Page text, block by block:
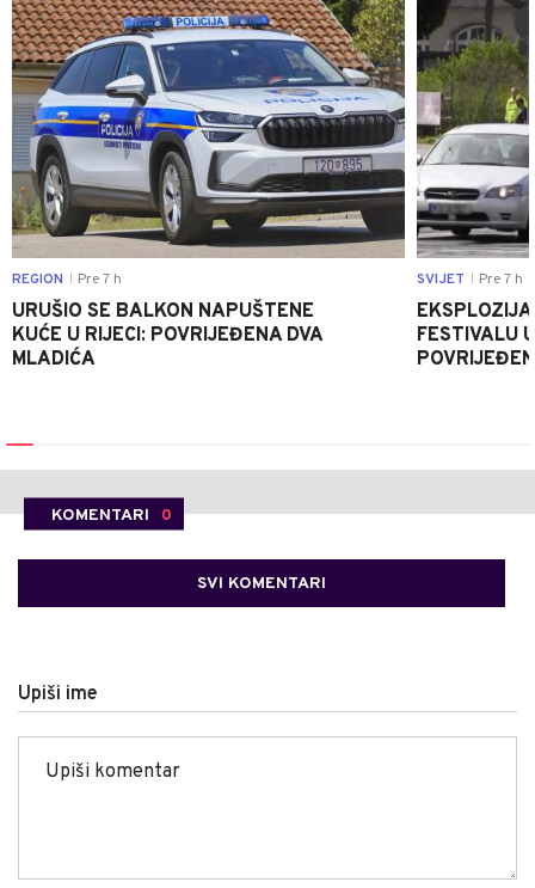
REGION Pre 7 h
URUŠIO SE BALKON NAPUŠTENE
KUĆE U RIJECI: POVRIJEĐENA DVA
MLADIĆA
SVIJET Pre 7 h
FESTIVALU
KOMENTARI 0
SVI KOMENTARI
Upiši ime